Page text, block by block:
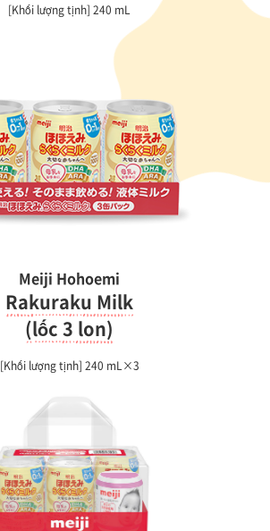
[Khối lượng tịnh] 240 mL
Meiji Hohoemi
Rakuraku Milk
(lốc 3 lon)
[Khối lượng tịnh] 240 mL×3